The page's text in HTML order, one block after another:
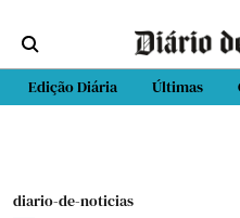
Edição Diária Últimas
diario-de-noticias